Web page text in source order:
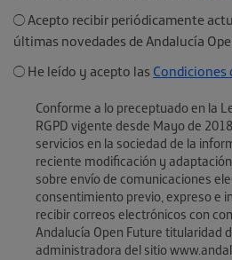
Acepto recibir periódicamente
últimas novedades de Andalucía
He leído y acepto las Condiciones
Conforme a lo preceptuado en la
RGPD vigente desde Mayo de
servicios en la sociedad de la
reciente modificación y
sobre envío de comunicaciones
consentimiento previo, expreso e
recibir correos electrónicos con
Andalucía Open Future titularidad
administradora del sitio